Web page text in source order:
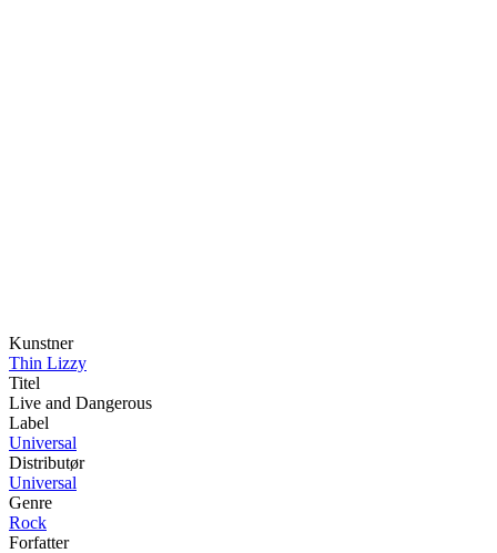
Kunstner
Thin Lizzy
Titel
Live and Dangerous
Label
Universal
Distributør
Universal
Genre
Rock
Forfatter